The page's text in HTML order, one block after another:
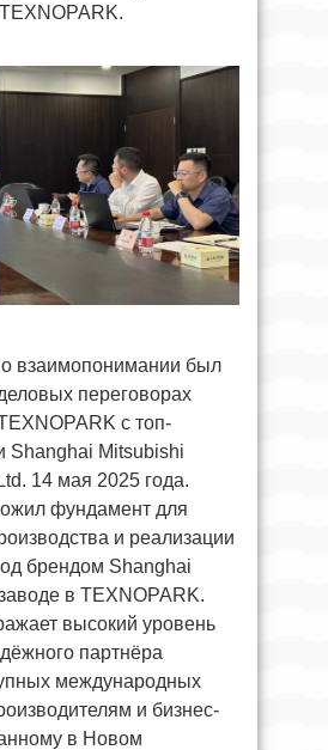
взаимопонимании был
переговорах
с топ-
Shanghai Mitsubishi
14 мая 2025 года.
фундамент для
и реализации
брендом Shanghai
в TEXNOPARK.
высокий уровень
партнёра
международных
и бизнес-
в Новом